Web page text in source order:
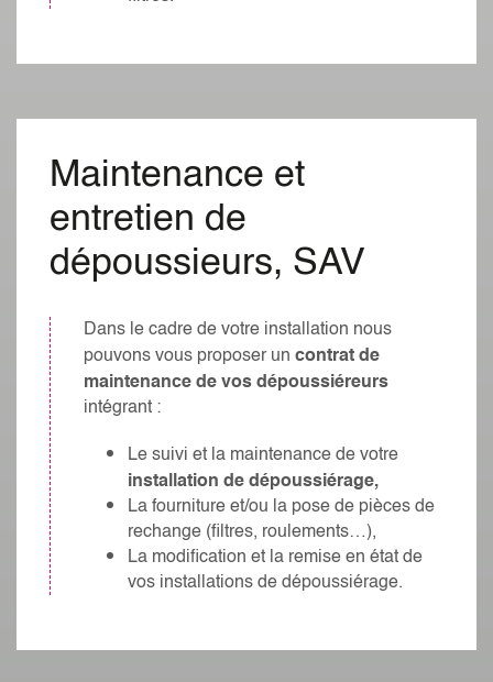
Maintenance et
entretien de
dépoussieurs, SAV
Dans le cadre de votre installation nous
pouvons vous proposer uncontrat de
maintenance de vos dépoussiéreurs
intégrant :
Le suivi et la maintenance de votre
installation de dépoussiérage,
La fourniture et/ou la pose de pièces de
rechange (filtres, roulements…),
La modification et la remise en état de
vos installations de dépoussiérage.